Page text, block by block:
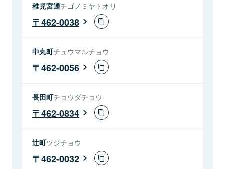
稚児宮通チゴノミヤトオリ
462-0038
中丸町チュウマルチョウ
462-0056
長田町チョウダチョウ
462-0834
辻町ツジチョウ
462-0032